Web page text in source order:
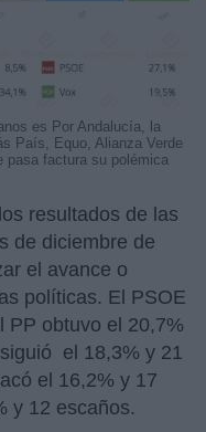
es Por Andalucía, la
País, Equo, Alianza Verde
pasa factura su polémica
resultados de las
de diciembre de
el avance o
políticas. El PSOE
PP obtuvo el 20,7%
el 18,3% y 21
el 16,2% y 17
y 12 escaños.